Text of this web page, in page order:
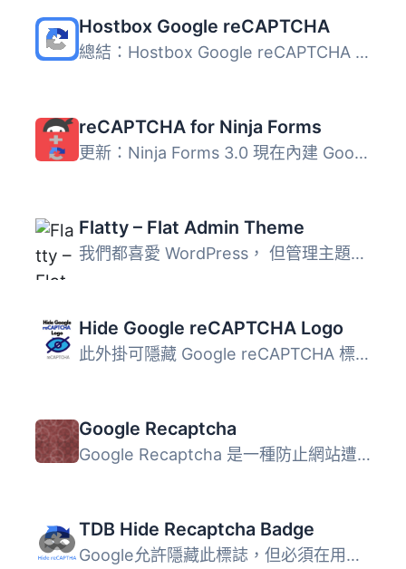
Hostbox Google reCAPTCHA
總結：Hostbox Google reCAPTCHA 是 WordPress 最直接且功能...
reCAPTCHA for Ninja Forms
更新：Ninja Forms 3.0 現在內建 Google reCAPTCHA 整合功能...
Flatty – Flat Admin Theme
我們都喜愛 WordPress， 但管理主題已經過時了。 用 Flatty ...
Hide Google reCAPTCHA Logo
此外掛可隱藏 Google reCAPTCHA 標誌於您的網站前端。
Google Recaptcha
Google Recaptcha 是一種防止網站遭到機器人垃圾郵件攻擊的方...
TDB Hide Recaptcha Badge
Google允許隱藏此標誌，但必須在用戶流程中可見地包含reCAPTC...